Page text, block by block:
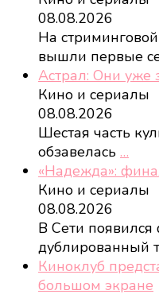
08.08.2026
На
вышли первые
Астрал: Они уже
Кино и сериалы
08.08.2026
Шестая часть
обзавелась …
«Надежда»:
Кино и сериалы
08.08.2026
В Сети
дублированный
Киноклуб
большом экране